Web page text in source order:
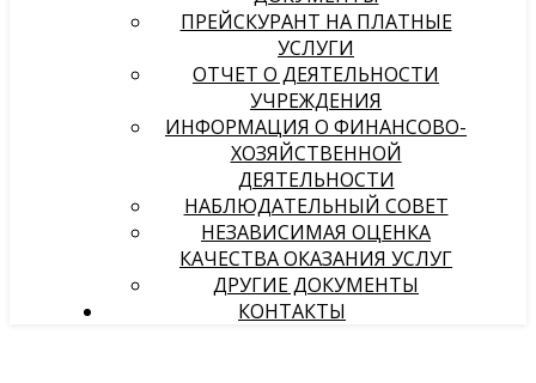
ПРЕЙСКУРАНТ НА ПЛАТНЫЕ
УСЛУГИ
ОТЧЕТ О ДЕЯТЕЛЬНОСТИ
УЧРЕЖДЕНИЯ
ИНФОРМАЦИЯ О ФИНАНСОВО-
ХОЗЯЙСТВЕННОЙ
ДЕЯТЕЛЬНОСТИ
НАБЛЮДАТЕЛЬНЫЙ СОВЕТ
НЕЗАВИСИМАЯ ОЦЕНКА
КАЧЕСТВА ОКАЗАНИЯ УСЛУГ
ДРУГИЕ ДОКУМЕНТЫ
КОНТАКТЫ